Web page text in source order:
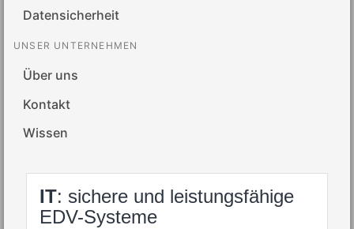
Datensicherheit
UNSER UNTERNEHMEN
Über uns
Kontakt
Wissen
IT: sichere und leistungsfähige
EDV-Systeme